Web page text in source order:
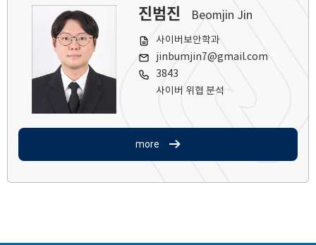
진범진 Beomjin Jin
사이버보안학과
jinbumjin7@gmail.com
3843
사이버 위협 분석
more